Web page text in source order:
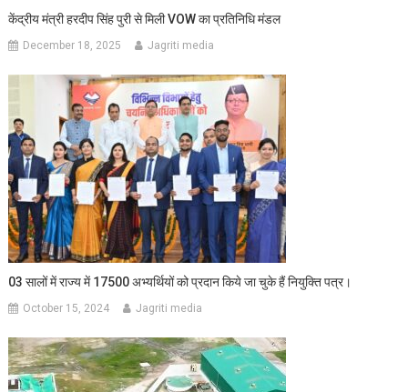
केंद्रीय मंत्री हरदीप सिंह पुरी से मिली VOW का प्रतिनिधि मंडल
December 18, 2025 Jagriti media
03 सालों में राज्य में 17500 अभ्यर्थियों को प्रदान किये जा चुके हैं नियुक्ति पत्र।
October 15, 2024 Jagriti media